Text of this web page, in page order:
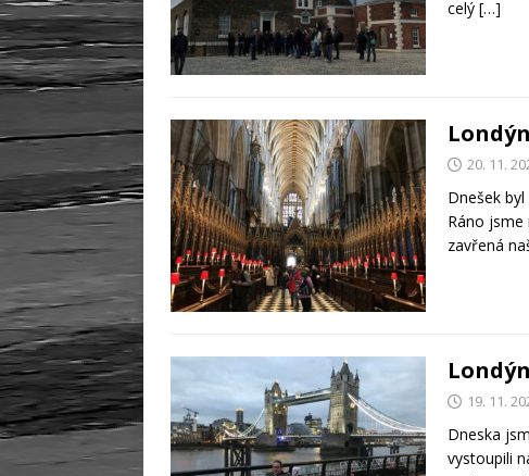
celý […]
20. 11.
Dnešek
Ráno jsme
zavřená
19. 11.
Dneska
vystoupili